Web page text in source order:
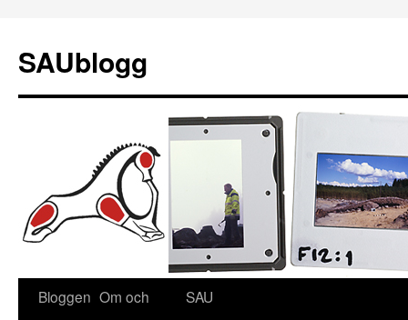
SAUblogg
GåBloggen Om och
SAU